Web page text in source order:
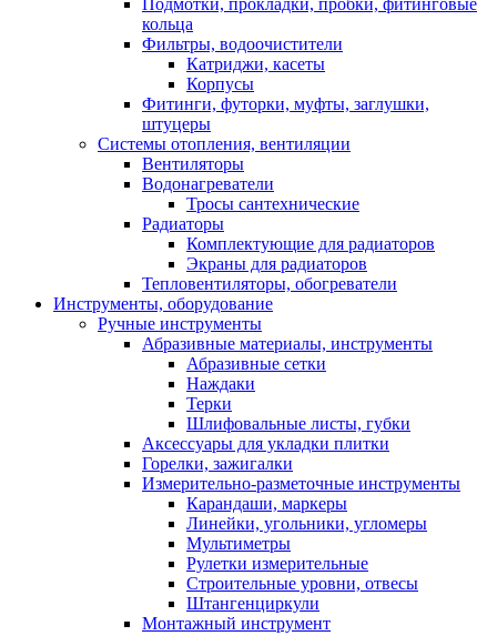
кольца
Фильтры, водоочистители
Катриджи, касеты
Корпусы
Фитинги, футорки, муфты, заглушки,
штуцеры
Системы отопления, вентиляции
Вентиляторы
Водонагреватели
Тросы сантехнические
Радиаторы
Комплектующие для радиаторов
Экраны для радиаторов
Тепловентиляторы, обогреватели
Инструменты, оборудование
Ручные инструменты
Абразивные материалы, инструменты
Абразивные сетки
Наждаки
Терки
Шлифовальные листы, губки
Аксессуары для укладки плитки
Горелки, зажигалки
Измерительно-разметочные инструменты
Карандаши, маркеры
Линейки, угольники, угломеры
Мультиметры
Рулетки измерительные
Строительные уровни, отвесы
Штангенциркули
Монтажный инструмент